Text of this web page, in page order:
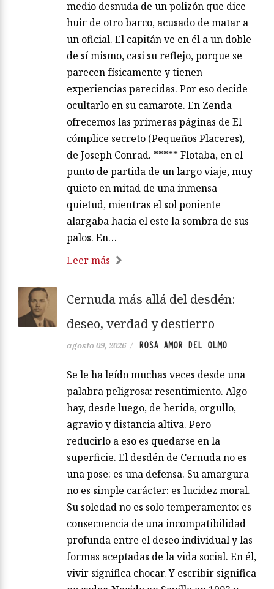
medio desnuda de un polizón que dice
huir de otro barco, acusado de matar a
un oficial. El capitán ve en él a un doble
de sí mismo, casi su reflejo, porque se
parecen físicamente y tienen
experiencias parecidas. Por eso decide
ocultarlo en su camarote. En Zenda
ofrecemos las primeras páginas de El
cómplice secreto (Pequeños Placeres),
de Joseph Conrad. ***** Flotaba, en el
punto de partida de un largo viaje, muy
quieto en mitad de una inmensa
quietud, mientras el sol poniente
alargaba hacia el este la sombra de sus
palos. En…
Leer más
Cernuda más allá del desdén:
deseo, verdad y destierro
agosto 09, 2026 / ROSA AMOR DEL OLMO
Se le ha leído muchas veces desde una
palabra peligrosa: resentimiento. Algo
hay, desde luego, de herida, orgullo,
agravio y distancia altiva. Pero
reducirlo a eso es quedarse en la
superficie. El desdén de Cernuda no es
una pose: es una defensa. Su amargura
no es simple carácter: es lucidez moral.
Su soledad no es solo temperamento: es
consecuencia de una incompatibilidad
profunda entre el deseo individual y las
formas aceptadas de la vida social. En él,
vivir significa chocar. Y escribir significa